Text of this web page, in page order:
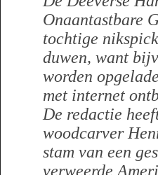
Onaantastbare
tochtige
duwen, want
worden
met internet
De redactie
woodcarver
stam van een
verweerde